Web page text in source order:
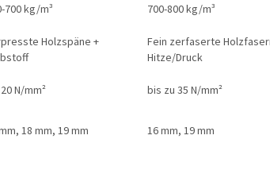
700 kg/m³ 700-800 kg/m³
Holzspäne +
Fein zerfaserte
Hitze/Druck
N/mm² bis zu 35 N/mm²
18 mm, 19 mm 16 mm, 19 mm